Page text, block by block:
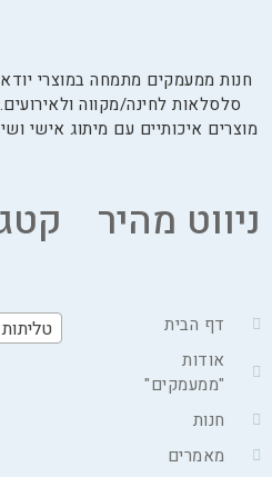
חנות ממעמקים מתמחה במוצרי
סלסלאות לחינה/מקווה
מוצרים איכותיים עם מיתוג אישי
ניווט מהיר
דף הבית
אודות
"ממעמקים"
חנות
מאמרים
טליתות